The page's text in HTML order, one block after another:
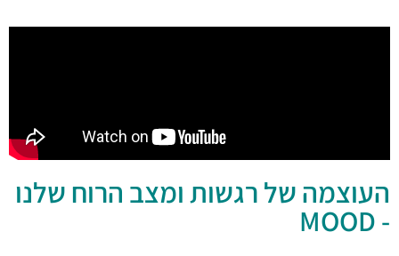
העוצמה של רגשות ומצב הרוח שלנו
- MOOD